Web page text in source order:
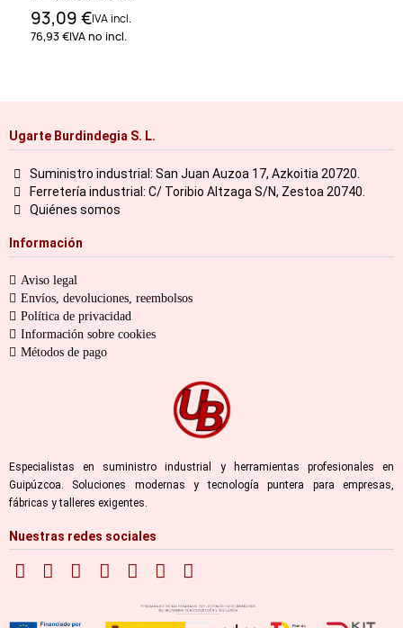
93,09 €IVA incl.
76,93 €IVA no incl.
Ugarte Burdindegia S. L.
Suministro industrial: San Juan Auzoa 17, Azkoitia 20720.
Ferretería industrial: C/ Toribio Altzaga S/N, Zestoa 20740.
Quiénes somos
Información
Aviso legal
Envíos, devoluciones, reembolsos
Política de privacidad
Información sobre cookies
Métodos de pago
Especialistas en suministro industrial y herramientas profesionales en
Guipúzcoa. Soluciones modernas y tecnología puntera para empresas,
fábricas y talleres exigentes.
Nuestras redes sociales